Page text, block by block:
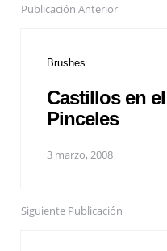
Publicación Anterior
Brushes
Castillos en
Pinceles
3 marzo, 2008
Siguiente Publicación